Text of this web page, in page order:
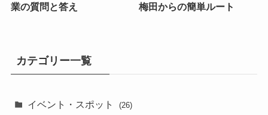
業の質問と答え
梅田からの簡単ルート
カテゴリー一覧
イベント・スポット (26)